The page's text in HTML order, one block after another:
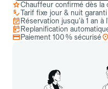
Chauffeur confirmé dès la
Tarif fixe jour & nuit garanti
Réservation jusqu’à 1 an à
Replanification
Paiement 100 % sécurisé